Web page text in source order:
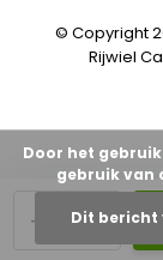
+
-
© Copyright
Rijwiel
Door het
gebruik van
Dit bericht